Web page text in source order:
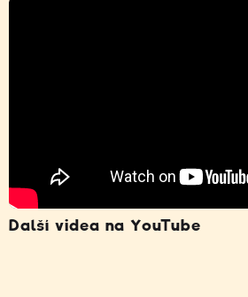
Další videa na YouTube